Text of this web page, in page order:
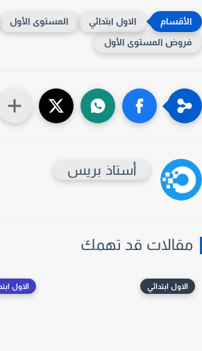
الاول ابتدائي المستوى الأول
المستوى الأول
أستاذ بريس
قد تهمك
الاول ابتدائي الاول ابتدائي